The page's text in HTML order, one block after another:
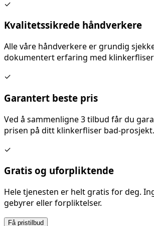
✓
Kvalitetssikrede håndverkere
Alle våre håndverkere er grundig
dokumentert erfaring med
✓
Garantert beste pris
Ved å sammenligne 3 tilbud får du
prisen på ditt klinkerfliser bad-prosjekt.
✓
Gratis og uforpliktende
Hele tjenesten er helt gratis for deg.
gebyrer eller forpliktelser.
Få pristilbud